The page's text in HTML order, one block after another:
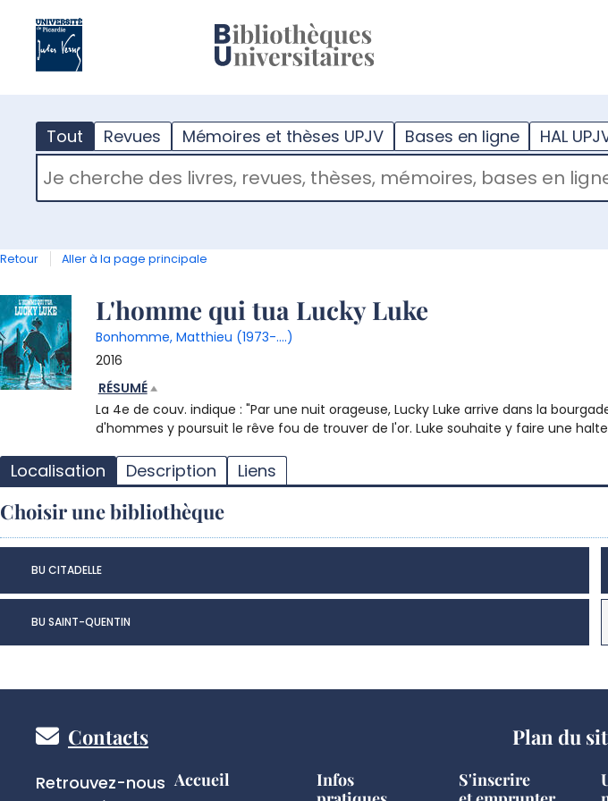
Tout Revues Mémoires et thèses UPJV Bases en ligne HAL
RECHERCHER DANS "TOUT"
Retour Aller à la page principale
Détail
document
L'homme qui tua Lucky Luke
Bonhomme, Matthieu (1973-....)
2016
RÉSUMÉ
La 4e de couv. indique : "Par une nuit orageuse, Lucky Luke arrive dans la
d'hommes y poursuit le rêve fou de trouver de l'or. Luke souhaite y faire une
Localisation Description Liens
Choisir une bibliothèque
BU CITADELLE
BU SAINT-QUENTIN
Pied
Contacts
Réseaux
Retrouvez-nous
Plan du
Accueil
Infos
S'inscrire